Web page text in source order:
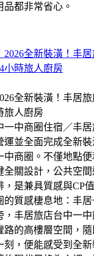
都非常省心。
2026全新裝潢！丰
小時旅人廚房
一中商圈住宿／丰
運並全面完成全新
中商圈。不僅地點
全關設計，公共空
，是兼具質感與CP
的質感棲息地：丰
，丰居旅店台中一
路的高樓層空間，
刻，便能感受到全